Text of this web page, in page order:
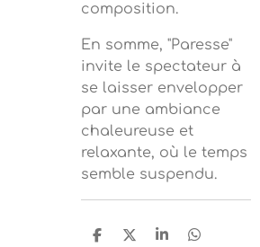
composition.
En somme, "Paresse"
invite le spectateur à
se laisser envelopper
par une ambiance
chaleureuse et
relaxante, où le temps
semble suspendu.
P P P P